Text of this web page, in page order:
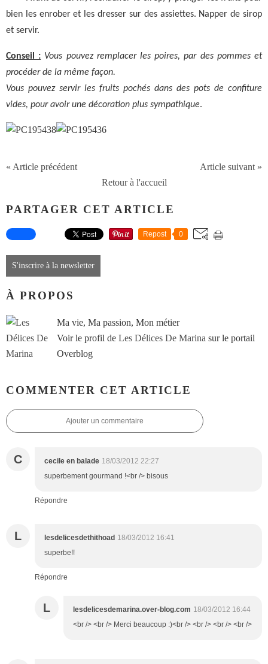
bien les enrober et les dresser sur des assiettes. Napper de sirop
et servir.
Conseil : Vous pouvez remplacer les poires, par des pommes et
procéder de la même façon.
Vous pouvez servir les fruits pochés dans des pots de confiture
vides, pour avoir une décoration plus sympathique.
« Article précédent
Article suivant »
Retour à l'accueil
PARTAGER CET ARTICLE
Repost 0
S'inscrire à la newsletter
À PROPOS
Ma vie, Ma passion, Mon métier
Voir le profil de Les Délices De Marina sur le portail
Overblog
COMMENTER CET ARTICLE
Ajouter un commentaire
C cecile en balade 18/03/2012 22:27
superbement gourmand !<br /> bisous
Répondre
L lesdelicesdethithoad 18/03/2012 16:41
superbe!!
Répondre
L lesdelicesdemarina.over-blog.com 18/03/2012 16:44
<br /> <br /> Merci beaucoup :)<br /> <br /> <br /> <br />